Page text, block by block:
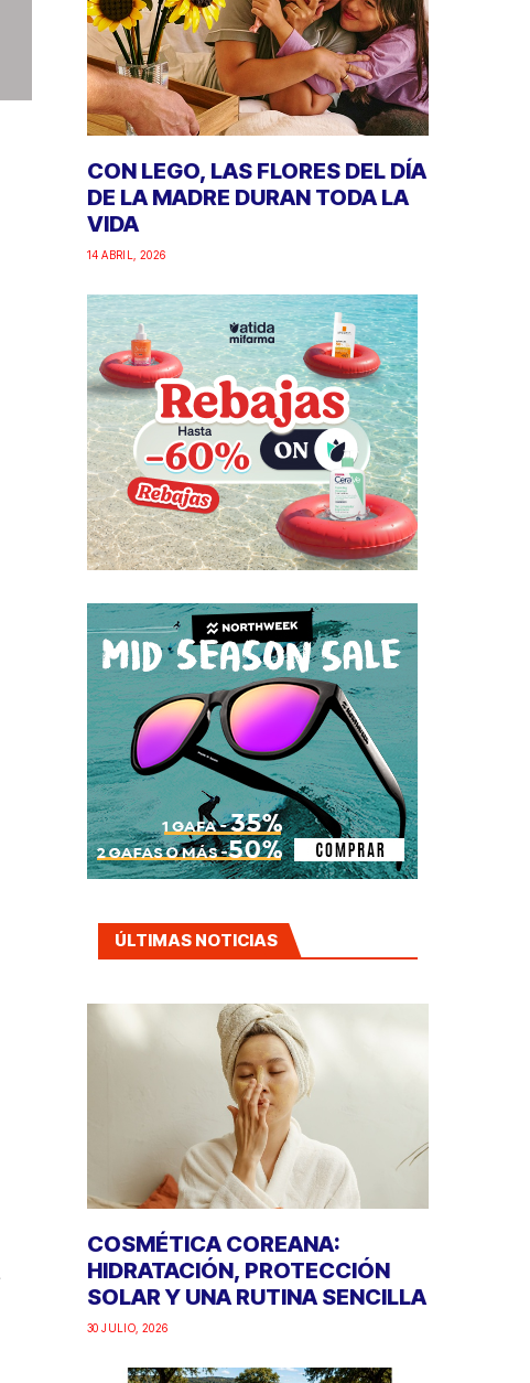
CON LEGO, LAS FLORES DEL DÍA
DE LA MADRE DURAN TODA LA
VIDA
14 ABRIL, 2026
ÚLTIMAS NOTICIAS
COSMÉTICA COREANA:
HIDRATACIÓN, PROTECCIÓN
SOLAR Y UNA RUTINA SENCILLA
30 JULIO, 2026